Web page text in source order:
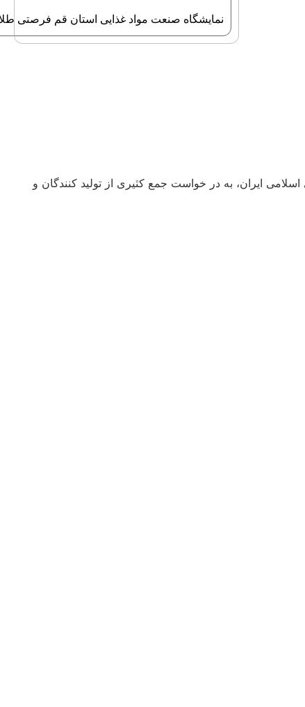
نمایشگاه صنعت مواد غذایی استان قم فرصتی
اجتماعی و فرهنگی جمهوری اسلامی ایران، به در خواست جمع کثیری از تولید کنندگان و